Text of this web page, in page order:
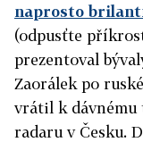
naprosto
(odpusťte
prezentoval
Zaorálek po
vrátil k dávnému
radaru v Česku.